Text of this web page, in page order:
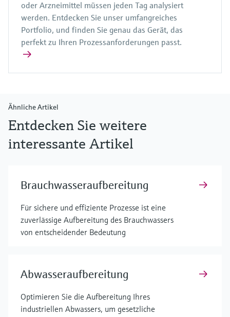
oder Arzneimittel müssen jeden Tag analysiert
werden. Entdecken Sie unser umfangreiches
Portfolio, und finden Sie genau das Gerät, das
perfekt zu Ihren Prozessanforderungen passt.
Ähnliche Artikel
Entdecken Sie weitere
interessante Artikel
Brauchwasseraufbereitung
Für sichere und effiziente Prozesse ist eine
zuverlässige Aufbereitung des Brauchwassers
von entscheidender Bedeutung
Abwasseraufbereitung
Optimieren Sie die Aufbereitung Ihres
industriellen Abwassers, um gesetzliche